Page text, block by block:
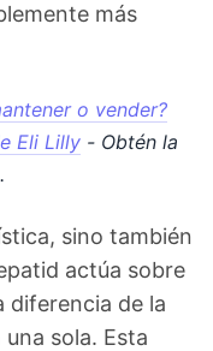
más
o vender?
Eli Lilly - Obtén la
sino también
actúa sobre
diferencia de la
sola. Esta